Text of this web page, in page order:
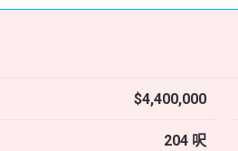
$4,400,000
204 呎